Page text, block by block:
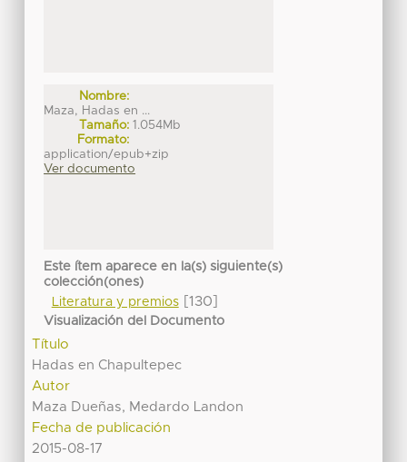
Nombre:
Maza, Hadas en ...
Tamaño: 1.054Mb
Formato:
application/epub+zip
Ver documento
Este ítem aparece en la(s) siguiente(s)
colección(ones)
Literatura y premios[130]
Visualización del Documento
Título
Hadas en Chapultepec
Autor
Maza Dueñas, Medardo Landon
Fecha de publicación
2015-08-17